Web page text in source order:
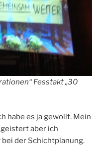
Fesstakt „30
habe es ja gewollt. Mein
aber ich
der Schichtplanung.